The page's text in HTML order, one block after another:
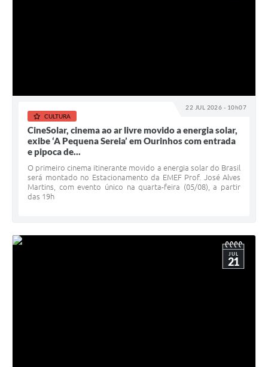
22 JUL 2026 - 10h07
CULTURA
CineSolar, cinema ao ar livre movido a energia solar,
exibe ‘A Pequena Sereia’ em Ourinhos com entrada
e pipoca de...
O primeiro cinema itinerante movido a energia solar do Brasil
será montado no Estacionamento da EMEF Prof. José Alves
Martins, com evento único na quarta-feira (05/08), a partir
das 19h
JUL
21